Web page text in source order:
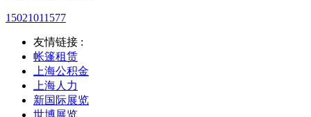
15021011577
友情链接 :
帐篷租赁
上海公积金
上海人力
新国际展览
世博展览